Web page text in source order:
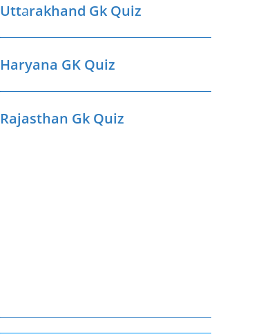
Uttarakhand Gk Quiz
Haryana GK Quiz
Rajasthan Gk Quiz